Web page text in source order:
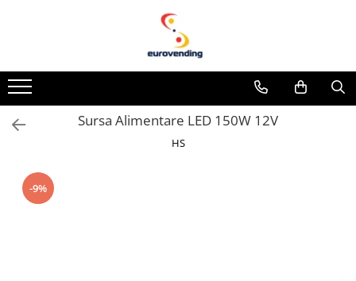
Sursa Alimentare LED 150W 12V
HS
-9%